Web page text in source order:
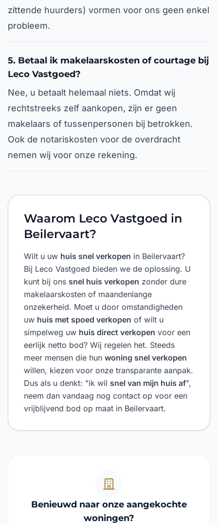
zittende huurders) vormen voor ons geen enkel
probleem.
5. Betaal ik makelaarskosten of courtage bij
Leco Vastgoed?
Nee, u betaalt helemaal niets. Omdat wij
rechtstreeks zelf aankopen, zijn er geen
makelaars of tussenpersonen bij betrokken.
Ook de notariskosten voor de overdracht
nemen wij voor onze rekening.
Waarom Leco Vastgoed in
Beilervaart?
Wilt u uw huis snel verkopen in Beilervaart?
Bij Leco Vastgoed bieden we de oplossing. U
kunt bij ons snel huis verkopen zonder dure
makelaarskosten of maandenlange
onzekerheid. Moet u door omstandigheden
uw huis met spoed verkopen of wilt u
simpelweg uw huis direct verkopen voor een
eerlijk netto bod? Wij regelen het. Steeds
meer mensen die hun woning snel verkopen
willen, kiezen voor onze transparante aanpak.
Dus als u denkt: "ik wil snel van mijn huis af",
neem dan vandaag nog contact op voor een
vrijblijvend bod op maat in Beilervaart.
Benieuwd naar onze aangekochte
woningen?